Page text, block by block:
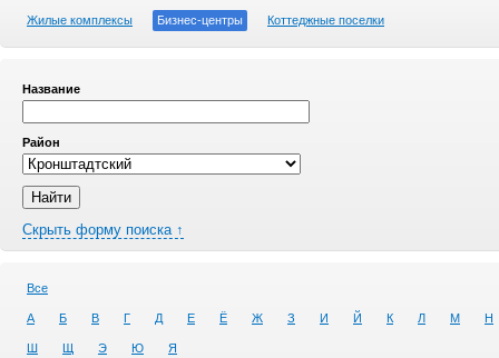
Жилые комплексы Бизнес-центры Коттеджные поселки
Название
Район
Скрыть форму поиска ↑
Все
А Б В Г Д Е Ё Ж З И Й К Л М Н
Ш Щ Э Ю Я